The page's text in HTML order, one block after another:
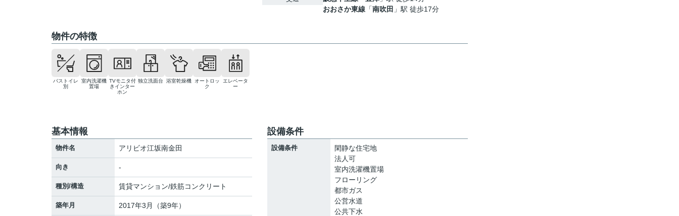
おおさか東線 「南吹田 」駅 徒歩17分
物件の特徴
バストイレ
別
室内洗濯機
置場
TVモニタ付
きインター
ホン
独立洗面台 浴室乾燥機
オートロッ
ク
エレベータ
ー
基本情報
物件名 アリビオ江坂南金田
向き -
種別/構造 賃貸マンション/鉄筋コンクリート
築年月 2017年3月（築9年）
設備条件
設備条件
閑静な住宅地
法人可
室内洗濯機置場
フローリング
都市ガス
公営水道
公共下水